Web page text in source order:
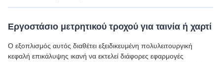
Εργοστάσιο μετρητικού τροχού για ταινία ή χαρτί
Ο εξοπλισμός αυτός διαθέτει εξειδικευμένη πολυλειτουργική
κεφαλή επικάλυψης ικανή να εκτελεί διάφορες εφαρμογές